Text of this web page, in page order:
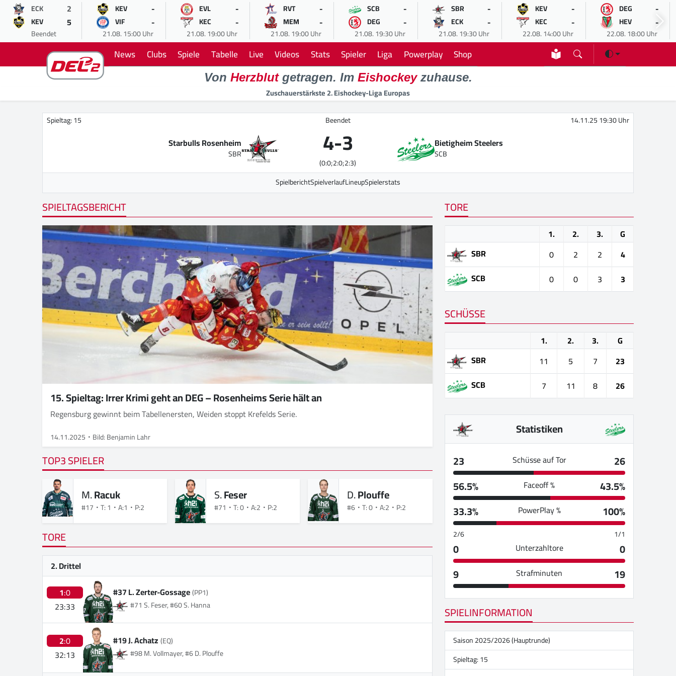
ECK 2
KEV 5
Beendet
KEV -
VIF -
21.08. 15:00 Uhr
EVL -
KEC -
21.08. 19:00 Uhr
RVT -
MEM -
21.08. 19:00 Uhr
SCB -
DEG -
21.08. 19:30 Uhr
SBR -
ECK -
21.08. 19:30 Uhr
KEV -
KEC -
22.08. 14:00 Uhr
DEG -
HEV -
22.08. 18:00 Uhr
News Clubs Spiele Tabelle Live Videos Stats Spieler Liga Powerplay Shop
Von Herzblutgetragen. Im Eishockeyzuhause.
Zuschauerstärkste 2. Eishockey-Liga Europas
Spieltag: 15 Beendet 14.11.25 19:30 Uhr
Starbulls Rosenheim
SBR 4-3
(0:0;2:0;2:3)
Bietigheim Steelers
SCB
SpielberichtSpielverlaufLineupSpielerstats
SPIELTAGSBERICHT
15. Spieltag: Irrer Krimi geht an DEG – Rosenheims Serie hält an
Regensburg gewinnt beim Tabellenersten, Weiden stoppt Krefelds Serie.
14.11.2025 Bild: Benjamin Lahr
TOP3 SPIELER
M.Racuk
#17 T: 1 A:1 P:2
S.Feser
#71 T: 0 A:2 P:2
D.Plouffe
#6 T: 0 A:2 P:2
TORE
2. Drittel
1:0
23:33
#37 L. Zerter-Gossage(PP1)
#71 S. Feser, #60 S. Hanna
2:0
32:13
#19 J. Achatz(EQ)
#98 M. Vollmayer, #6 D. Plouffe
TORE
1. 2. 3.
G
SBR
0 2 2
4
SCB
0 0 3 3
SCHÜSSE
1. 2. 3.
G
SBR
11 5 7
23
SCB
7 11 8 26
Statistiken
23
Schüsse auf Tor
26
56.5%
Faceoff %
43.5%
33.3%
PowerPlay % 100%
2/6 1/1
0 Unterzahltore
0
9
Strafminuten 19
SPIELINFORMATION
Saison 2025/2026 (Hauptrunde)
Spieltag: 15